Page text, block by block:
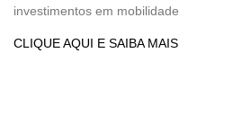
investimentos em mobilidade
CLIQUE AQUI E SAIBA MAIS